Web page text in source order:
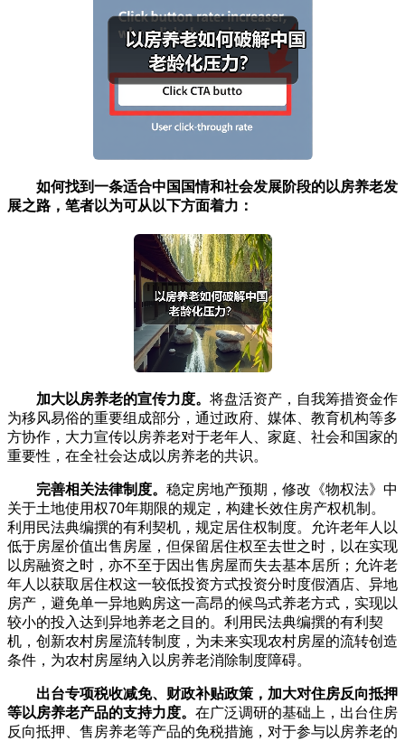
如何找到一条适合中国国情和社会发展阶段的以房养老发
展之路，笔者以为可从以下方面着力：
加大以房养老的宣传力度。 将盘活资产，自我筹措资金作
为移风易俗的重要组成部分，通过政府、媒体、教育机构等多
方协作，大力宣传以房养老对于老年人、家庭、社会和国家的
重要性，在全社会达成以房养老的共识。
完善相关法律制度。 稳定房地产预期，修改《物权法》中
关于土地使用权70年期限的规定，构建长效住房产权机制。
利用民法典编撰的有利契机，规定居住权制度。允许老年人以
低于房屋价值出售房屋，但保留居住权至去世之时，以在实现
以房融资之时，亦不至于因出售房屋而失去基本居所；允许老
年人以获取居住权这一较低投资方式投资分时度假酒店、异地
房产，避免单一异地购房这一高昂的候鸟式养老方式，实现以
较小的投入达到异地养老之目的。利用民法典编撰的有利契
机，创新农村房屋流转制度，为未来实现农村房屋的流转创造
条件，为农村房屋纳入以房养老消除制度障碍。
出台专项税收减免、财政补贴政策，加大对住房反向抵押
等以房养老产品的支持力度。 在广泛调研的基础上，出台住房
反向抵押、售房养老等产品的免税措施，对于参与以房养老的